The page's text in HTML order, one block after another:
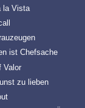
la Vista
ist Chefsache
Valor
zu lieben